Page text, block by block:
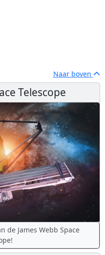
Naar boven
Telescope
de James Webb Space